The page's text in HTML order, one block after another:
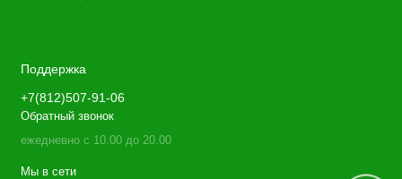
Поддержка
+7(812)507-91-06
Обратный звонок
ежедневно с 10.00 до 20.00
Мы в сети